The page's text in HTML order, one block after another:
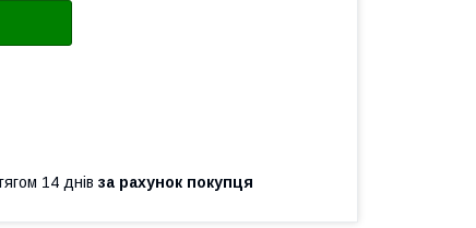
14 днів за рахунок покупця